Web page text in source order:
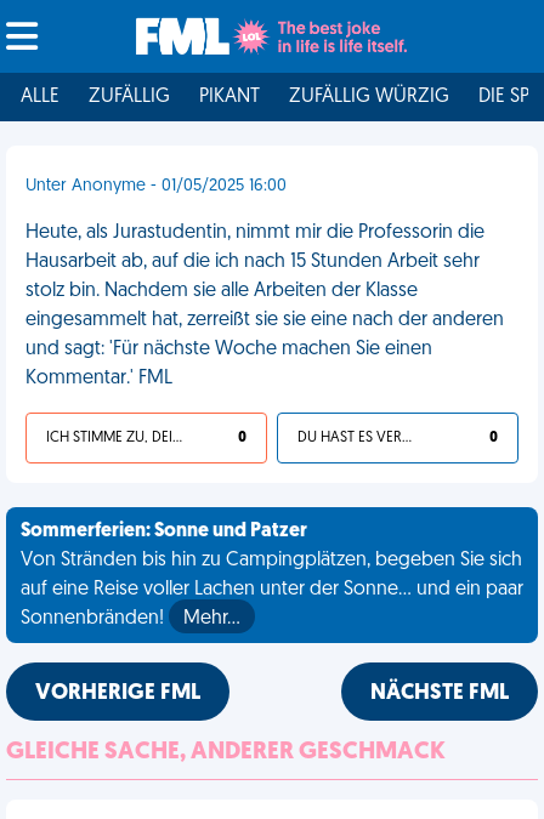
ALLE ZUFÄLLIG PIKANT ZUFÄLLIG WÜRZIG DIE
Unter Anonyme - 01/05/2025 16:00
Heute, als Jurastudentin, nimmt mir die Professorin die
Hausarbeit ab, auf die ich nach 15 Stunden Arbeit sehr
stolz bin. Nachdem sie alle Arbeiten der Klasse
eingesammelt hat, zerreißt sie sie eine nach der anderen
und sagt: 'Für nächste Woche machen Sie einen
Kommentar.' FML
ICH STIMME ZU, DEIN LEBEN IST SCHEISSE 0 DU HAST ES VERDIENT 0
Sommerferien: Sonne und Patzer
Von Stränden bis hin zu Campingplätzen, begeben Sie sich
auf eine Reise voller Lachen unter der Sonne... und ein paar
Sonnenbränden!
Mehr…
VORHERIGE FML NÄCHSTE FML
GLEICHE SACHE, ANDERER GESCHMACK